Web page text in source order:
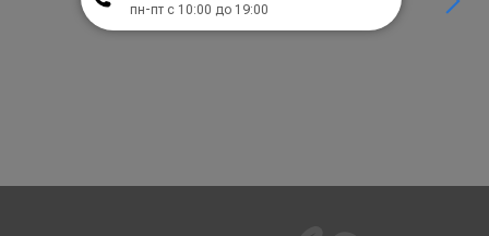
пн-пт с 10:00 до 19:00